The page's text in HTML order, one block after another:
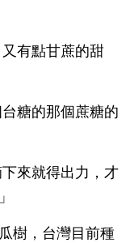
有點甘蔗的甜
糖的那個蔗糖的
來就得出力，才
樹，台灣目前種